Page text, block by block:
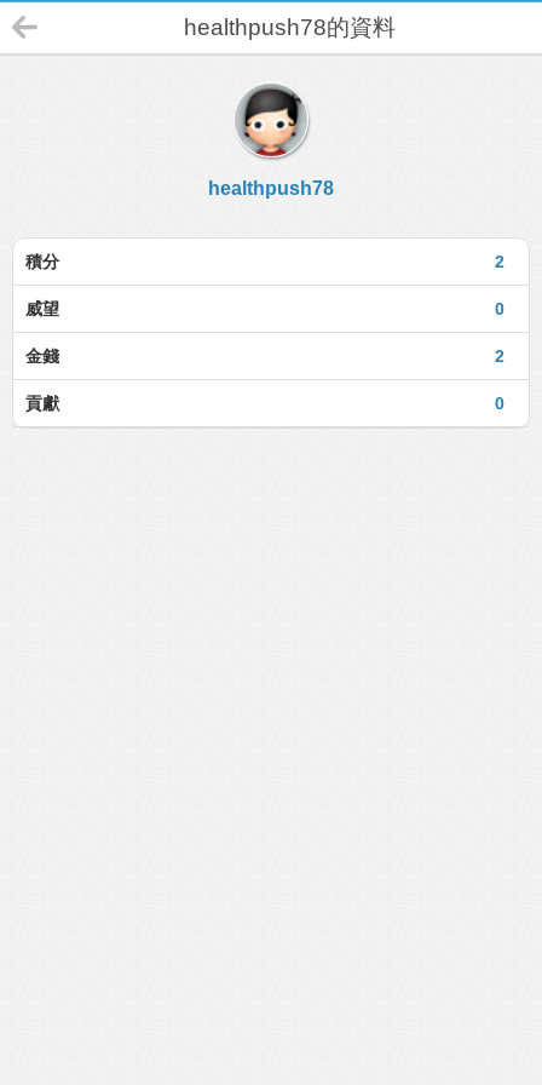
healthpush78的資料
healthpush78
2
積分
0
威望
2
金錢
0
貢獻